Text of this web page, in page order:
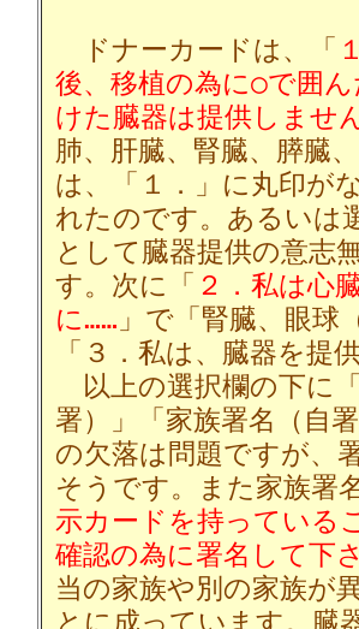
ドナーカードは、「
後、移植の為に○で囲
けた臓器は提供しませ
肺、肝臓、腎臓、膵臓
は、「１．」に丸印が
れたのです。あるいは
として臓器提供の意志
す。次に「 ２．私は心
に…… 」で「腎臓、眼球
「３．私は、臓器を提
以上の選択欄の下に
署）」「家族署名（自
の欠落は問題ですが、
そうです。また家族署
示カードを持っている
確認の為に署名して下
当の家族や別の家族が
とに成っています。臓